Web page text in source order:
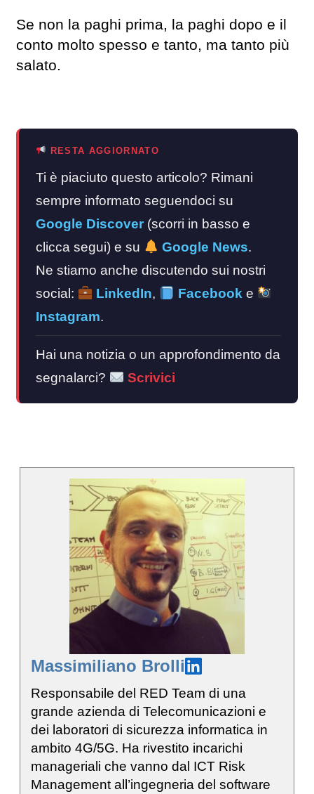
Se non la paghi prima, la paghi dopo e il
conto molto spesso e tanto, ma tanto più
salato.
RESTA AGGIORNATO
Ti è piaciuto questo articolo? Rimani
sempre informato seguendoci su
Google Discover (scorri in basso e
clicca segui) e su
Google News.
Ne stiamo anche discutendo sui nostri
social:
LinkedIn, Facebook e
Instagram.
Hai una notizia o un approfondimento da
segnalarci?
Scrivici
Massimiliano Brolli
Responsabile del RED Team di una
grande azienda di Telecomunicazioni e
dei laboratori di sicurezza informatica in
ambito 4G/5G. Ha rivestito incarichi
manageriali che vanno dal ICT Risk
Management all’ingegneria del software